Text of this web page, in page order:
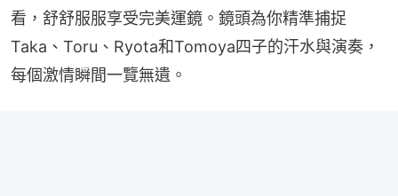
看，舒舒服服享受完美運鏡。鏡頭為你精準捕捉
Taka、Toru、Ryota和Tomoya四子的汗水與演奏，
每個激情瞬間一覽無遺。